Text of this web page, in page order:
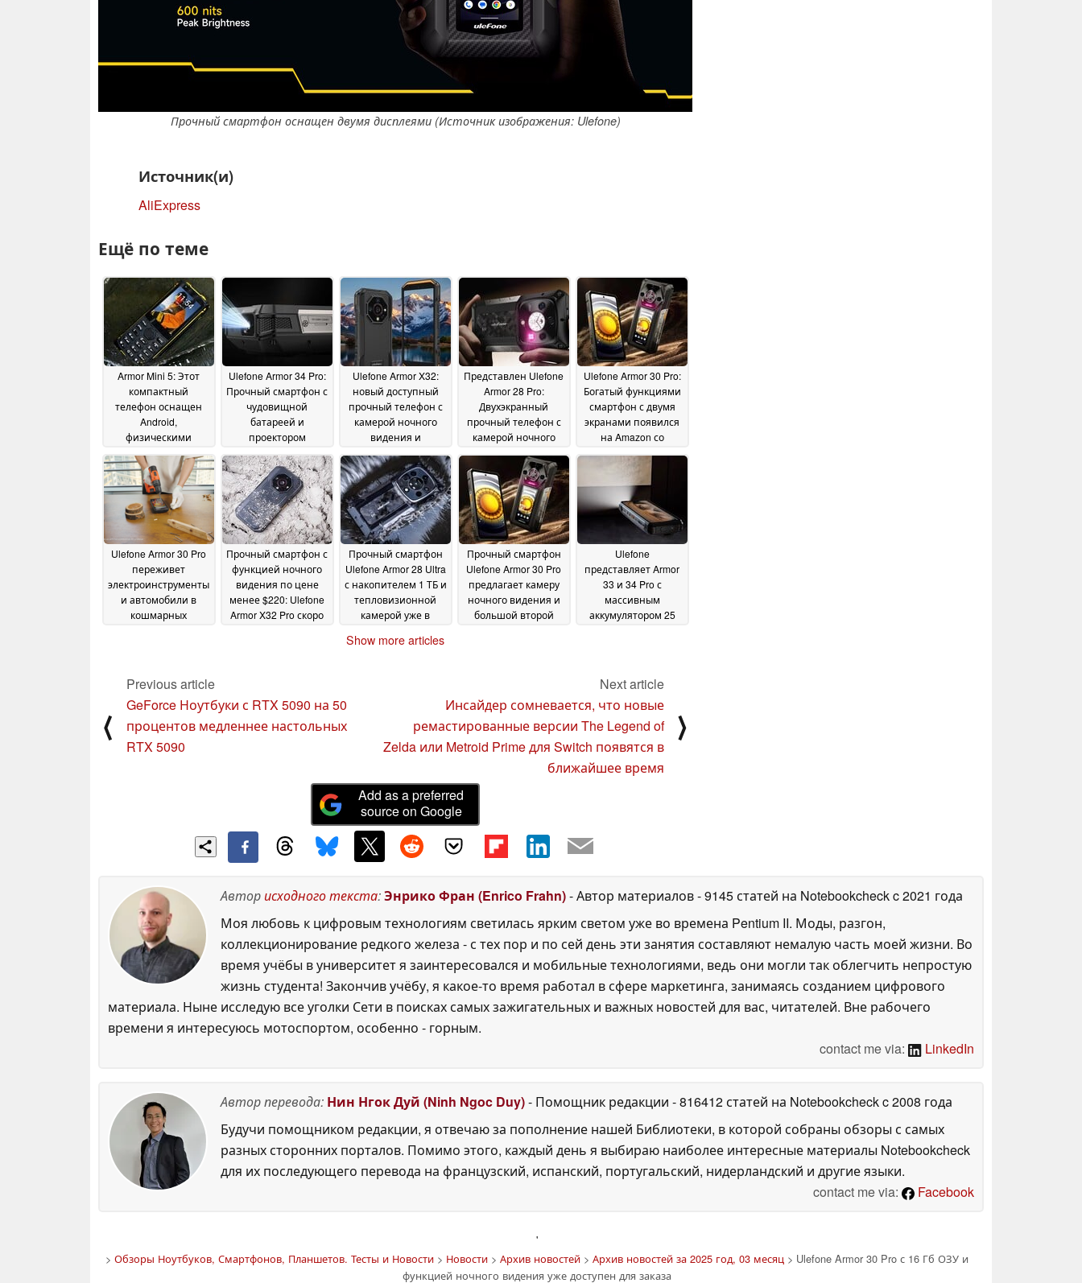
Прочный смартфон оснащен двумя дисплеями (Источник изображения: Ulefone)
Источник(и)
AliExpress
Ещё по теме
Armor Mini 5: Этот
компактный
телефон оснащен
Android,
физическими
сенсорным экраном
03 June 2026
Ulefone Armor 34 Pro:
Прочный смартфон с
чудовищной
батареей и
проектором
29
May 2025
Ulefone Armor X32:
новый доступный
прочный телефон с
камерой ночного
видения и
фонариком
02 May 2025
Представлен Ulefone
Armor 28 Pro:
Двухэкранный
прочный телефон с
камерой ночного
массивным
аккумулятором26 April
2025
Ulefone Armor 30 Pro:
Богатый функциями
смартфон с двумя
экранами появился
на Amazon со
16 April 2025
Ulefone Armor 30 Pro
переживет
электроинструменты
и автомобили в
кошмарных
Прочный смартфон с
функцией ночного
видения по цене
менее $220: Ulefone
Armor X32 Pro скоро
Прочный смартфон
Ulefone Armor 28 Ultra
с накопителем 1 ТБ и
тепловизионной
камерой уже в
Прочный смартфон
Ulefone Armor 30 Pro
предлагает камеру
ночного видения и
большой второй
Ulefone
представляет Armor
33 и 34 Pro с
массивным
аккумулятором 25
Show more articles
⟨
Previous article
GeForce Ноутбуки с RTX 5090 на 50
процентов медленнее настольных
RTX 5090
Next article
Инсайдер сомневается, что новые
ремастированные версии The Legend of
Zelda или Metroid Prime для Switch появятся в
ближайшее время
⟩
Add as a preferred
source on Google
Авторисходного текста:Энрико Фран (Enrico Frahn)- Автор материалов- 9145 статей на Notebookcheckc 2021 года
Моя любовь к цифровым технологиям светилась ярким светом уже во времена Pentium II. Моды, разгон,
коллекционирование редкого железа - с тех пор и по сей день эти занятия составляют немалую часть моей жизни. Во
время учёбы в университет я заинтересовался и мобильные технологиями, ведь они могли так облегчить непростую
жизнь студента! Закончив учёбу, я какое-то время работал в сфере маркетинга, занимаясь созданием цифрового
материала. Ныне исследую все уголки Сети в поисках самых зажигательных и важных новостей для вас, читателей. Вне рабочего
времени я интересуюсь мотоспортом, особенно - горным.
contact me via:
LinkedIn
Автор перевода: Нин Нгок Дуй (Ninh Ngoc Duy)- Помощник редакции - 816412 статей на Notebookcheckc 2008 года
Будучи помощником редакции, я отвечаю за пополнение нашей Библиотеки, в которой собраны обзоры с самых
разных сторонних порталов. Помимо этого, каждый день я выбираю наиболее интересные материалы Notebookcheck
для их последующего перевода на французский, испанский, португальский, нидерландский и другие языки.
contact me via:
Facebook
'
> Обзоры Ноутбуков, Смартфонов, Планшетов. Тесты и Новости > Новости > Архив новостей > Архив новостей за 2025 год, 03 месяц > Ulefone Armor 30 Pro с 16 Гб ОЗУ и
функцией ночного видения уже доступен для заказа